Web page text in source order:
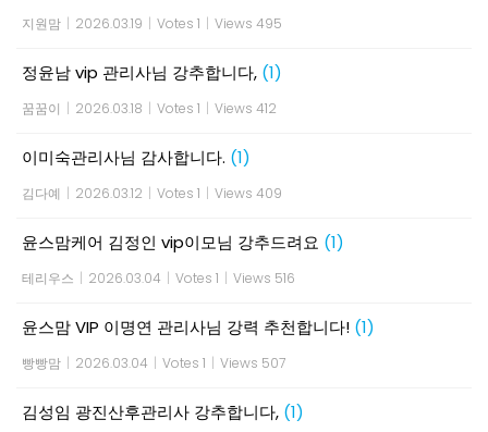
지원맘 | 2026.03.19 | Votes 1 | Views 495
정윤남 vip 관리사님 강추합니다, (1)
꿈꿈이 | 2026.03.18 | Votes 1 | Views 412
이미숙관리사님 감사합니다. (1)
김다예 | 2026.03.12 | Votes 1 | Views 409
윤스맘케어 김정인 vip이모님 강추드려요 (1)
테리우스 | 2026.03.04 | Votes 1 | Views 516
윤스맘 VIP 이명연 관리사님 강력 추천합니다! (1)
빵빵맘 | 2026.03.04 | Votes 1 | Views 507
김성임 광진산후관리사 강추합니다, (1)